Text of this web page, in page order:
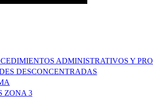
ADMINISTRATIVOS Y
DESCONCENTRADAS
ZONA 3